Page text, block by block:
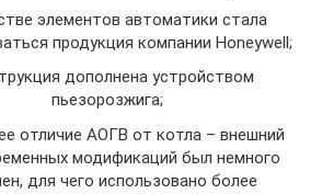
элементов автоматики стала
продукция компании Honeywell;
дополнена устройством
пьезорозжига;
отличие АОГВ от котла – внешний
модификаций был немного
для чего использовано более